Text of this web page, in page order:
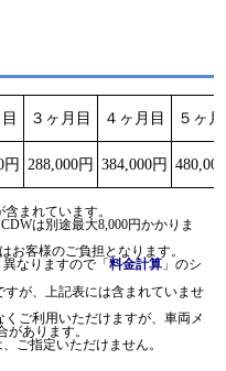
３ヶ月目 ４ヶ月目 ５ヶ
円 288,000円 384,000円
まれています。
は別途最大8,000円かかりま
お客様のご負担となります。
なりますので「料金計算 」のシ
が、上記表には含まれていませ
ご利用いただけますが、車両メ
あります。
ご指定いただけません。